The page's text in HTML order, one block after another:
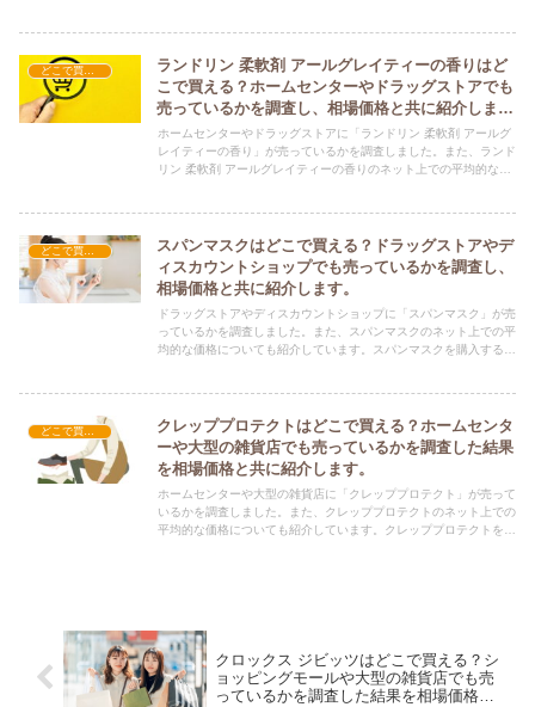
ランドリン 柔軟剤 アールグレイティーの香りはど
こで買える？ホームセンターやドラッグストアでも
売っているかを調査し、相場価格と共に紹介しま
す。
ホームセンターやドラッグストアに「ランドリン 柔軟剤 アールグ
レイティーの香り」が売っているかを調査しました。また、ランド
リン 柔軟剤 アールグレイティーの香りのネット上での平均的な価
スパンマスクはどこで買える？ドラッグストアやデ
ィスカウントショップでも売っているかを調査し、
相場価格と共に紹介します。
ドラッグストアやディスカウントショップに「スパンマスク」が売
っているかを調査しました。また、スパンマスクのネット上での平
均的な価格についても紹介しています。スパンマスクを購入する際
クレッププロテクトはどこで買える？ホームセンタ
ーや大型の雑貨店でも売っているかを調査した結果
を相場価格と共に紹介します。
ホームセンターや大型の雑貨店に「クレッププロテクト」が売って
いるかを調査しました。また、クレッププロテクトのネット上での
平均的な価格についても紹介しています。クレッププロテクトを購
クロックス ジビッツはどこで買える？シ
ョッピングモールや大型の雑貨店でも売
っているかを調査した結果を相場価格と